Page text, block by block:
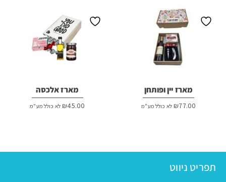
מארז יין ופותחן
₪77.00 לא כולל מע"מ
מארז אלכסה
₪45.00 לא כולל מע"מ
תפריט ניווט